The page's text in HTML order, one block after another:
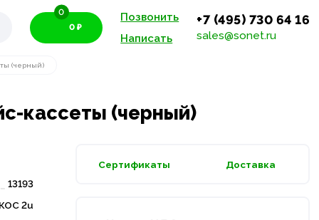
0 ₽
0
Позвонить
Написать
+7 (495) 730 64 16
sales@sonet.ru
(черный)
кассеты (черный)
13193
2u
Сертификаты Доставка